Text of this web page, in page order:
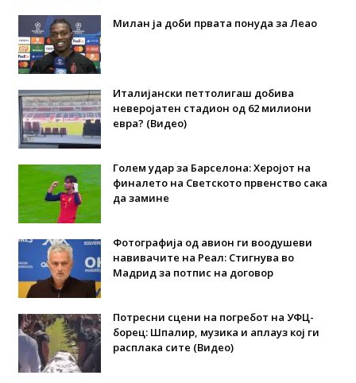
Милан ја доби првата понуда за Леао
Италијански петтолигаш добива
неверојатен стадион од 62 милиони
евра? (Видео)
Голем удар за Барселона: Херојот на
финалето на Светското првенство сака
да замине
Фотографија од авион ги воодушеви
навивачите на Реал: Стигнува во
Мадрид за потпис на договор
Потресни сцени на погребот на УФЦ-
борец: Шпалир, музика и аплауз кој ги
расплака сите (Видео)